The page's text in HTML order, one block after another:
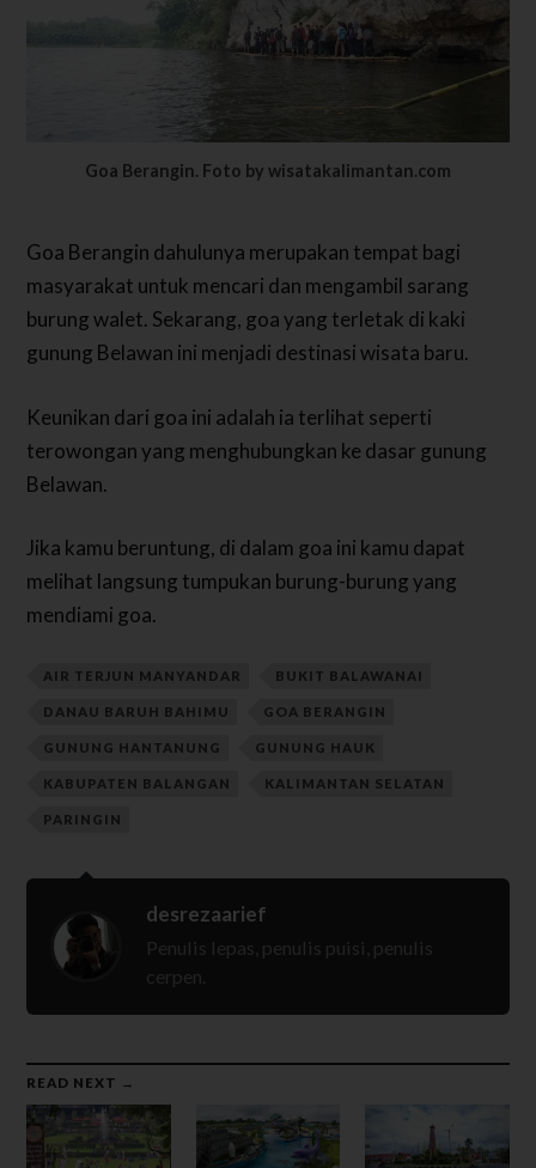
Goa Berangin. Foto by wisatakalimantan.com
Goa Berangin dahulunya merupakan tempat bagi
masyarakat untuk mencari dan mengambil sarang
burung walet. Sekarang, goa yang terletak di kaki
gunung Belawan ini menjadi destinasi wisata baru.
Keunikan dari goa ini adalah ia terlihat seperti
terowongan yang menghubungkan ke dasar gunung
Belawan.
Jika kamu beruntung, di dalam goa ini kamu dapat
melihat langsung tumpukan burung-burung yang
mendiami goa.
AIR TERJUN MANYANDAR BUKIT BALAWANAI
DANAU BARUH BAHIMU GOA BERANGIN
GUNUNG HANTANUNG GUNUNG HAUK
KABUPATEN BALANGAN KALIMANTAN SELATAN
PARINGIN
desrezaarief
Penulis lepas, penulis puisi, penulis
cerpen.
READ NEXT →